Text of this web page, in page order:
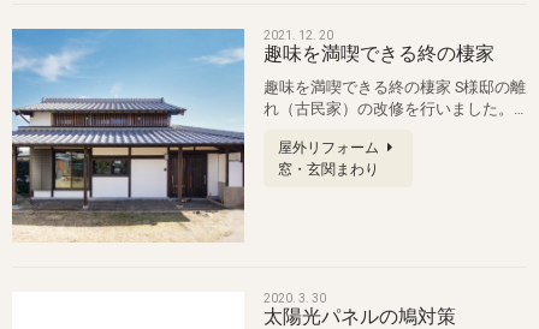
2021. 12. 20
趣味を満喫できる終の棲家
趣味を満喫できる終の棲家 S様邸の離
れ（古民家）の改修を行いました。
屋外リフォーム
窓・玄関まわり
2020. 3. 30
太陽光パネルの鳩対策